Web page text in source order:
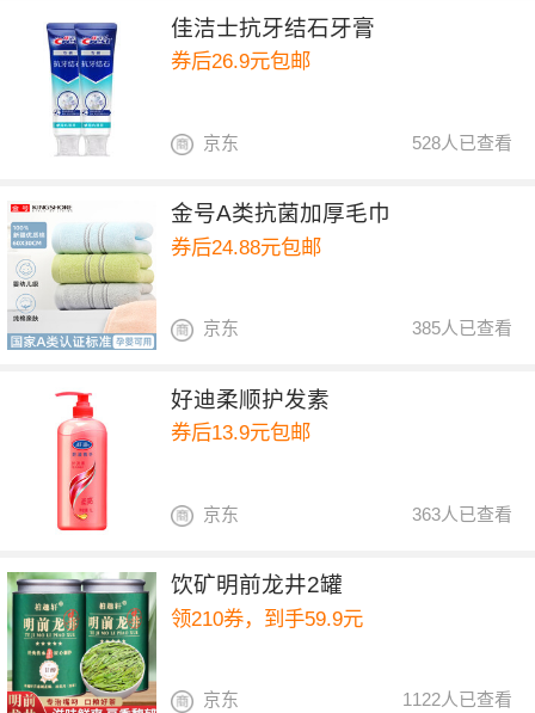
佳洁士抗牙结石牙膏
券后26.9元包邮
528人已查看
京东
金号A类抗菌加厚毛巾
券后24.88元包邮
385人已查看
京东
好迪柔顺护发素
券后13.9元包邮
363人已查看
京东
饮矿明前龙井2罐
领210券，到手59.9元
1122人已查看
京东